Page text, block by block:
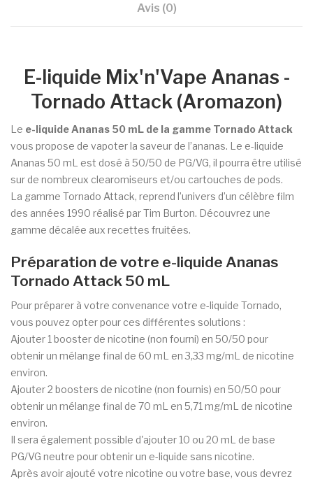
Avis (0)
E-liquide Mix'n'Vape Ananas -
Tornado Attack (Aromazon)
Le e-liquide Ananas 50 mL de la gamme Tornado Attack
vous propose de vapoter la saveur de l’ananas. Le e-liquide
Ananas 50 mL est dosé à 50/50 de PG/VG, il pourra être utilisé
sur de nombreux clearomiseurs et/ou cartouches de pods.
La gamme Tornado Attack, reprend l’univers d’un célèbre film
des années 1990 réalisé par Tim Burton. Découvrez une
gamme décalée aux recettes fruitées.
Préparation de votre e-liquide Ananas
Tornado Attack 50 mL
Pour préparer à votre convenance votre e-liquide Tornado,
vous pouvez opter pour ces différentes solutions :
Ajouter 1 booster de nicotine (non fourni) en 50/50 pour
obtenir un mélange final de 60 mL en 3,33 mg/mL de nicotine
environ.
Ajouter 2 boosters de nicotine (non fournis) en 50/50 pour
obtenir un mélange final de 70 mL en 5,71 mg/mL de nicotine
environ.
Il sera également possible d'ajouter 10 ou 20 mL de base
PG/VG neutre pour obtenir un e-liquide sans nicotine.
Après avoir ajouté votre nicotine ou votre base, vous devrez